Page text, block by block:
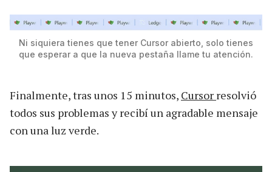
Ni siquiera tienes que tener Cursor abierto, solo tienes
que esperar a que la nueva pestaña llame tu atención.
Finalmente, tras unos 15 minutos, Cursor resolvió
todos sus problemas y recibí un agradable mensaje
con una luz verde.